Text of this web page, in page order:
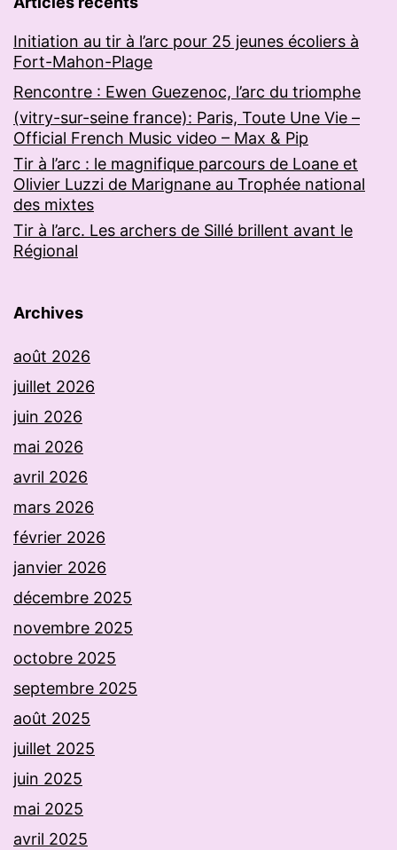
Initiation au tir à l’arc pour 25 jeunes écoliers à
Fort-Mahon-Plage
Rencontre : Ewen Guezenoc, l’arc du triomphe
(vitry-sur-seine france): Paris, Toute Une Vie –
Official French Music video – Max & Pip
Tir à l’arc : le magnifique parcours de Loane et
Olivier Luzzi de Marignane au Trophée national
des mixtes
Tir à l’arc. Les archers de Sillé brillent avant le
Régional
Archives
août 2026
juillet 2026
juin 2026
mai 2026
avril 2026
mars 2026
février 2026
janvier 2026
décembre 2025
novembre 2025
octobre 2025
septembre 2025
août 2025
juillet 2025
juin 2025
mai 2025
avril 2025